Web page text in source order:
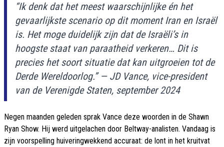
“Ik denk dat het meest waarschijnlijke én het
gevaarlijkste scenario op dit moment Iran en Israël
is. Het moge duidelijk zijn dat de Israëli’s in
hoogste staat van paraatheid verkeren… Dit is
precies het soort situatie dat kan uitgroeien tot de
Derde Wereldoorlog.” — JD Vance, vice-president
van de Verenigde Staten, september 2024
Negen maanden geleden sprak Vance deze woorden in de Shawn
Ryan Show. Hij werd uitgelachen door Beltway-analisten. Vandaag is
zijn voorspelling huiveringwekkend accuraat: de lont in het kruitvat